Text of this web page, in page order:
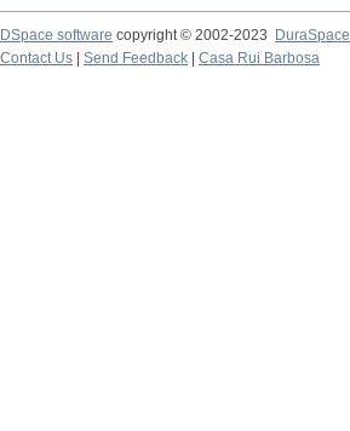
DSpace software copyright © 2002-2023
DuraSpace
Contact Us
Send Feedback Casa Rui Barbosa